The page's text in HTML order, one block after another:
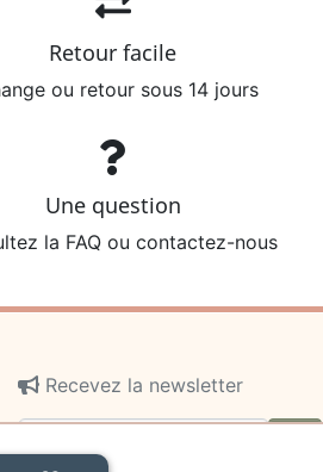
Retour facile
ou retour sous 14 jours
Une question
la FAQ ou contactez-nous
Recevez la newsletter